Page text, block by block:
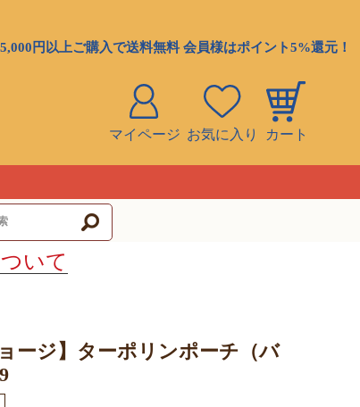
5,000円以上ご購入で送料無料 会員様はポイント5%還元！
マイページ お気に入り カート
いて
ージ】ターポリンポーチ（バ